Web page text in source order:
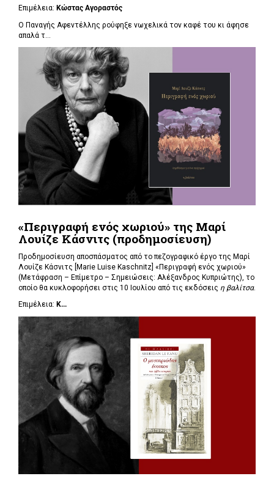
Επιμέλεια: Κώστας Αγοραστός
Ο Παναγής Αφεντέλλης ρούφηξε νωχελικά τον καφέ του κι άφησε
απαλά τ...
«Περιγραφή ενός χωριού» της Μαρί
Λουίζε Κάσνιτς (προδημοσίευση)
Προδημοσίευση αποσπάσματος από το πεζογραφικό έργο της Μαρί
Λουίζε Κάσνιτς [Marie Luise Kaschnitz] «Περιγραφή ενός χωριού»
(Μετάφραση – Επίμετρο – Σημειώσεις: Αλέξανδρος Κυπριώτης), το
οποίο θα κυκλοφορήσει στις 10 Ιουλίου από τις εκδόσεις η βαλίτσα.
Επιμέλεια: Κ...